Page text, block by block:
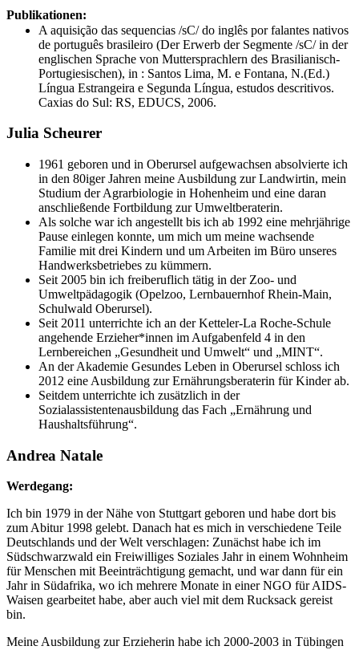
Publikationen:
A aquisição das sequencias /sC/ do inglês por falantes nativos
de português brasileiro (Der Erwerb der Segmente /sC/ in der
englischen Sprache von Muttersprachlern des Brasilianisch-
Portugiesischen), in : Santos Lima, M. e Fontana, N.(Ed.)
Língua Estrangeira e Segunda Língua, estudos descritivos.
Caxias do Sul: RS, EDUCS, 2006.
Julia Scheurer
1961 geboren und in Oberursel aufgewachsen absolvierte ich
in den 80iger Jahren meine Ausbildung zur Landwirtin, mein
Studium der Agrarbiologie in Hohenheim und eine daran
anschließende Fortbildung zur Umweltberaterin.
Als solche war ich angestellt bis ich ab 1992 eine mehrjährige
Pause einlegen konnte, um mich um meine wachsende
Familie mit drei Kindern und um Arbeiten im Büro unseres
Handwerksbetriebes zu kümmern.
Seit 2005 bin ich freiberuflich tätig in der Zoo- und
Umweltpädagogik (Opelzoo, Lernbauernhof Rhein-Main,
Schulwald Oberursel).
Seit 2011 unterrichte ich an der Ketteler-La Roche-Schule
angehende Erzieher*innen im Aufgabenfeld 4 in den
Lernbereichen „Gesundheit und Umwelt“ und „MINT“.
An der Akademie Gesundes Leben in Oberursel schloss ich
2012 eine Ausbildung zur Ernährungsberaterin für Kinder ab.
Seitdem unterrichte ich zusätzlich in der
Sozialassistentenausbildung das Fach „Ernährung und
Haushaltsführung“.
Andrea Natale
Werdegang:
Ich bin 1979 in der Nähe von Stuttgart geboren und habe dort bis
zum Abitur 1998 gelebt. Danach hat es mich in verschiedene Teile
Deutschlands und der Welt verschlagen: Zunächst habe ich im
Südschwarzwald ein Freiwilliges Soziales Jahr in einem Wohnheim
für Menschen mit Beeinträchtigung gemacht, und war dann für ein
Jahr in Südafrika, wo ich mehrere Monate in einer NGO für AIDS-
Waisen gearbeitet habe, aber auch viel mit dem Rucksack gereist
bin.
Meine Ausbildung zur Erzieherin habe ich 2000-2003 in Tübingen